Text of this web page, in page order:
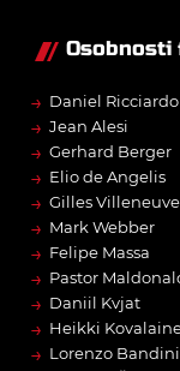
Osobnosti
→ Daniel Ricciardo
→ Jean Alesi
→ Gerhard Berger
→ Elio de Angelis
→ Gilles Villeneuve
→ Mark Webber
→ Felipe Massa
→ Pastor
→ Daniil Kvjat
→ Heikki
→ Lorenzo Bandini